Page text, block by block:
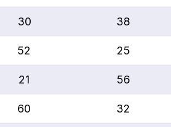
30 38
52 25
21 56
60 32